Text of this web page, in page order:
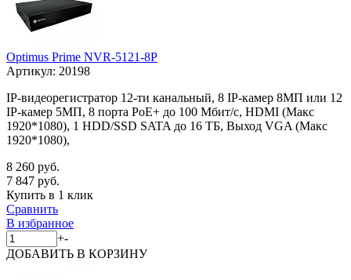
Optimus Prime NVR-5121-8P
Артикул: 20198
IP-видеорегистратор 12-ти канальный, 8 IP-камер 8МП или 12
IP-камер 5МП, 8 порта PoE+ до 100 Мбит/с, HDMI (Макс
1920*1080), 1 HDD/SSD SATA до 16 ТБ, Выход VGA (Макс
1920*1080),
8 260 руб.
7 847 руб.
Купить в 1 клик
Сравнить
В избранное
+-
ДОБАВИТЬ В КОРЗИНУ